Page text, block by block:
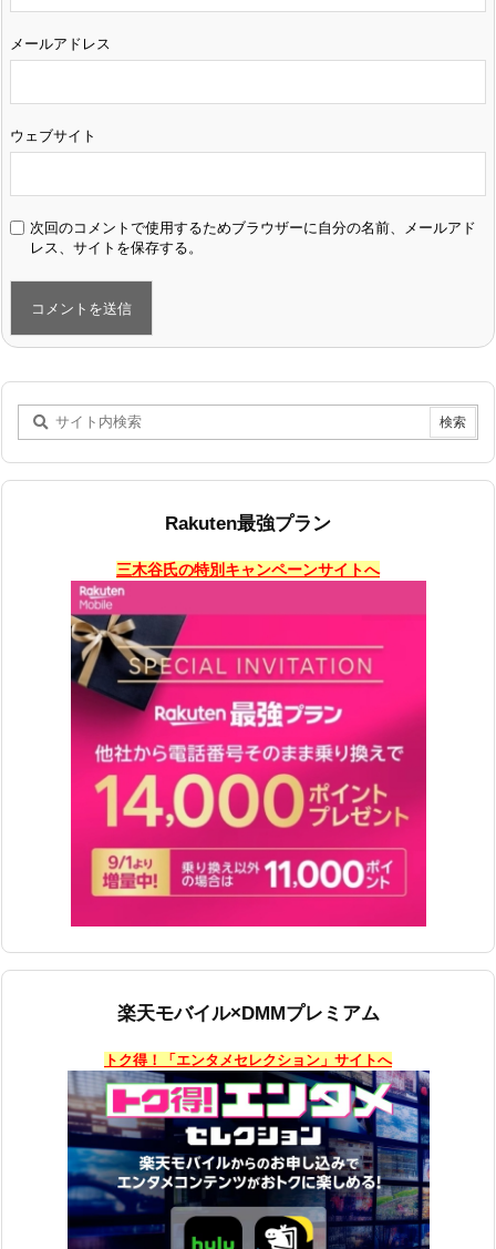
メールアドレス
ウェブサイト
次回のコメントで使用するためブラウザーに自分の名前、メールアド
レス、サイトを保存する。
Rakuten最強プラン
三木谷氏の特別キャンペーンサイトへ
楽天モバイル×DMMプレミアム
トク得！「エンタメセレクション」サイトへ